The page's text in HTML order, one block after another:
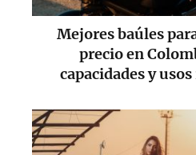
Mejores baúles
precio en
capacidades y